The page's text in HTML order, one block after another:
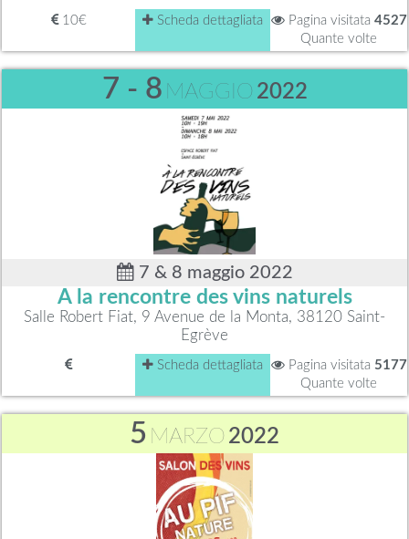
10€ Scheda dettagliata Pagina visitata 4527
Quante volte
7 - 8 MAGGIO 2022
7 & 8 maggio 2022
A la rencontre des vins naturels
Salle Robert Fiat, 9 Avenue de la Monta, 38120 Saint-
Egrève
Scheda dettagliata Pagina visitata 5177
Quante volte
5 MARZO 2022